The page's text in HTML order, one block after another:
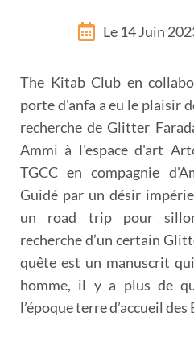
Le 14 Juin
The Kitab Club en
porte d'anfa a eu le plaisir
recherche de Glitter
Ammi à l'espace d'art
TGCC en compagnie
Guidé par un désir
un road trip pour
recherche d’un certain
quête est un manuscrit
homme, il y a plus de
l’époque terre d’accueil